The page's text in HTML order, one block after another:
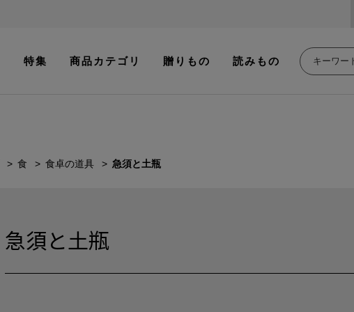
特集 商品カテゴリ 贈りもの 読みもの
食 食卓の道具 急須と土瓶
急須と土瓶